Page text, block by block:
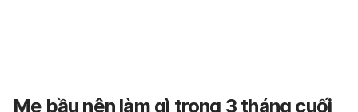
Mẹ bầu nên làm gì trong 3 tháng cuối